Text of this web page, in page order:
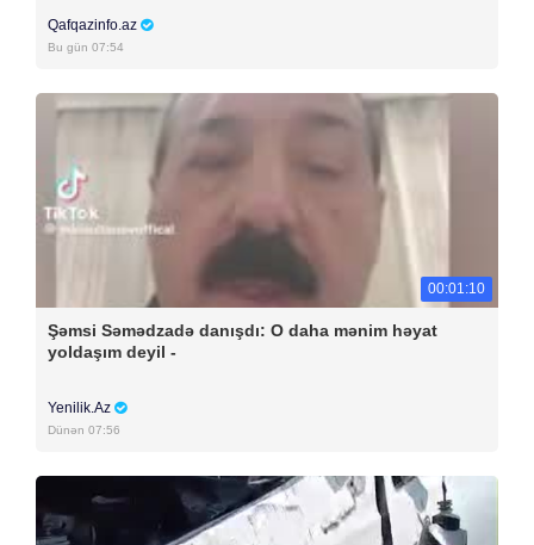
Qafqazinfo.az
Bu gün 07:54
00:01:10
Şəmsi Səmədzadə danışdı: O daha mənim həyat
yoldaşım deyil -
Yenilik.Az
Dünən 07:56